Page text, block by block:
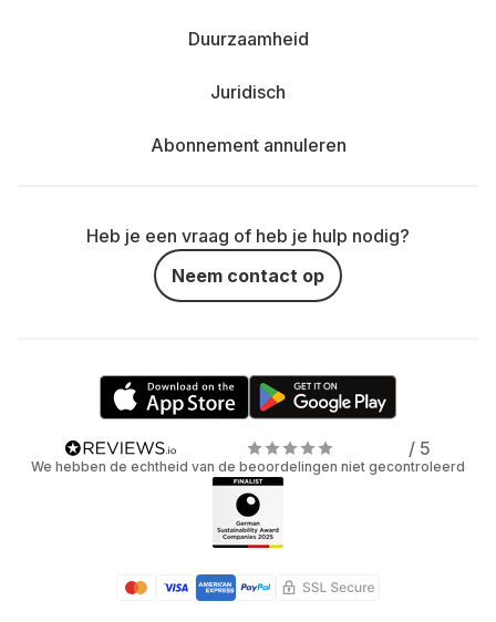
Duurzaamheid
Juridisch
Abonnement annuleren
Heb je een vraag of heb je hulp nodig?
Neem contact op
/ 5
We hebben de echtheid van de beoordelingen niet gecontroleerd